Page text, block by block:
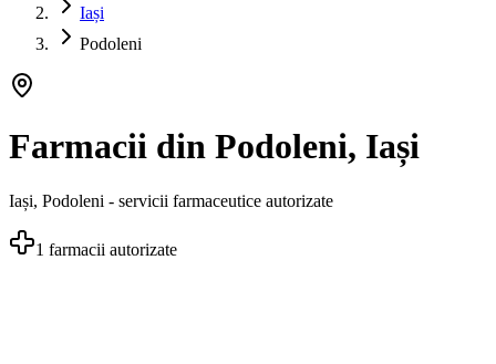
Iași
Podoleni
Farmacii din Podoleni, Iași
Iași, Podoleni - servicii farmaceutice autorizate
1 farmacii autorizate